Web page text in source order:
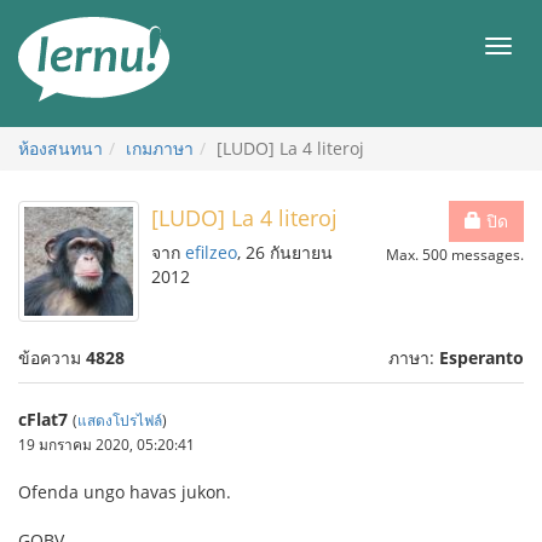
สารบัญ
เมนู
ห้องสนทนา เกมภาษา [LUDO] La 4 literoj
ปิด
Max. 500 messages.
[LUDO] La 4 literoj
จาก efilzeo, 26 กันยายน
2012
ข้อความ 4828 ภาษา: Esperanto
cFlat7 (แสดงโปรไฟล์)
19 มกราคม 2020, 05:20:41
Ofenda ungo havas jukon.